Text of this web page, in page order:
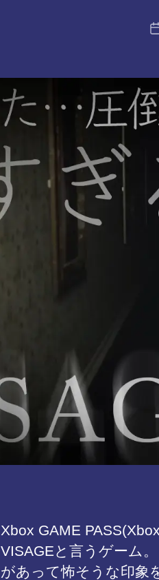
Xbox GAME
VISAGEと言うゲーム
があって怖そうな印象